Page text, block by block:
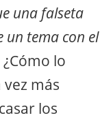
una falseta
un tema con el
¿Cómo lo
vez más
los